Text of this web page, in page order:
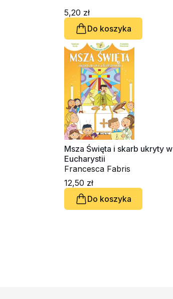
5,20 zł
Do koszyka
Msza Święta i skarb ukryty w
Eucharystii
Francesca Fabris
12,50 zł
Do koszyka